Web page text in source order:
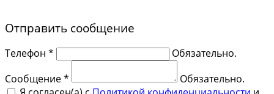
Отправить сообщение
Телефон *
Обязательно.
Сообщение *
Обязательно.